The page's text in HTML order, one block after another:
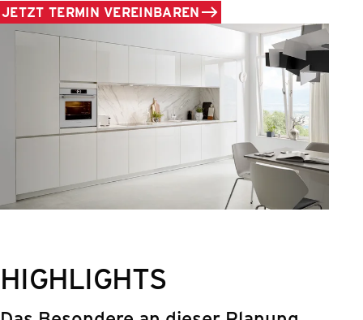
JETZT TERMIN VEREINBAREN
HIGHLIGHTS